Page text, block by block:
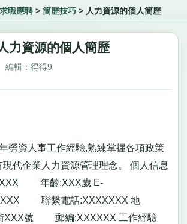
求職應聘> 簡歷技巧 > 人力資源的個人簡歷
力資源的個人簡歷
編輯：得得9
資人事工作經驗,熟練掌握各項政策
代企業人力資源管理理念。 個人信息
:XXX 年齡:XXX歲 E-
聯繫電話:XXXXXXX 地
XXX號 郵編:XXXXXX 工作經驗